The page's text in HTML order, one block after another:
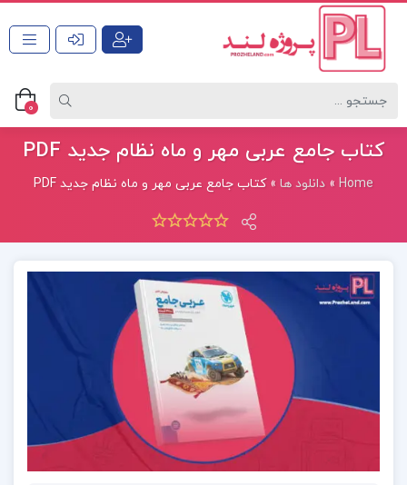
0
کتاب جامع عربی مهر و ماه نظام جدید PDF
Home
» دانلود ها »کتاب جامع عربی مهر و ماه نظام جدید PDF